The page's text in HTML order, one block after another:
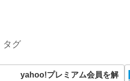
タグ
yahoo!プレミアム会員を解